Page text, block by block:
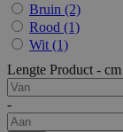
Bruin (2)
Rood (1)
Wit (1)
Lengte Product - cm
-